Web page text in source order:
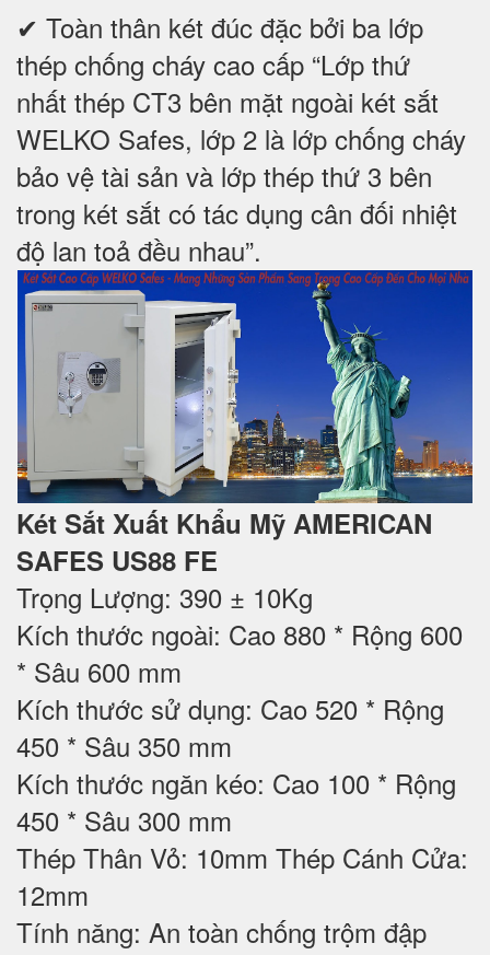
✔ Toàn thân két đúc đặc bởi ba lớp
thép chống cháy cao cấp “Lớp thứ
nhất thép CT3 bên mặt ngoài két sắt
WELKO Safes, lớp 2 là lớp chống cháy
bảo vệ tài sản và lớp thép thứ 3 bên
trong két sắt có tác dụng cân đối nhiệt
độ lan toả đều nhau”.
Két Sắt Xuất Khẩu Mỹ AMERICAN
SAFES US88 FE
Trọng Lượng: 390 ± 10Kg
Kích thước ngoài: Cao 880 * Rộng 600
* Sâu 600 mm
Kích thước sử dụng: Cao 520 * Rộng
450 * Sâu 350 mm
Kích thước ngăn kéo: Cao 100 * Rộng
450 * Sâu 300 mm
Thép Thân Vỏ: 10mm Thép Cánh Cửa:
12mm
Tính năng: An toàn chống trộm đập